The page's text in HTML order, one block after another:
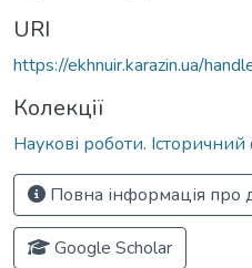
URI
https://ekhnuir.karazin.ua/
Колекції
Наукові роботи.
Повна інформація про
Google Scholar